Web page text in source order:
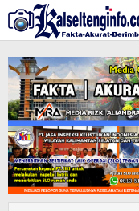
Lewati
ke
konten